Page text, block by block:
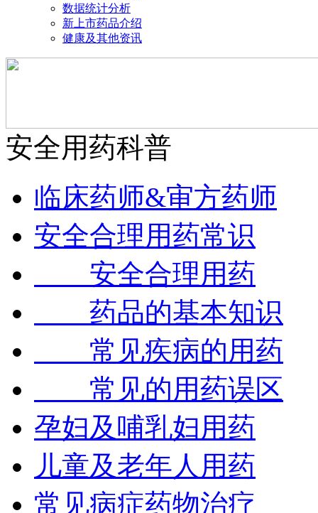
数据统计分析
新上市药品介绍
健康及其他资讯
安全用药科普
临床药师&审方药师
安全合理用药常识
安全合理用药
药品的基本知识
常见疾病的用药
常见的用药误区
孕妇及哺乳妇用药
儿童及老年人用药
常见病症药物治疗